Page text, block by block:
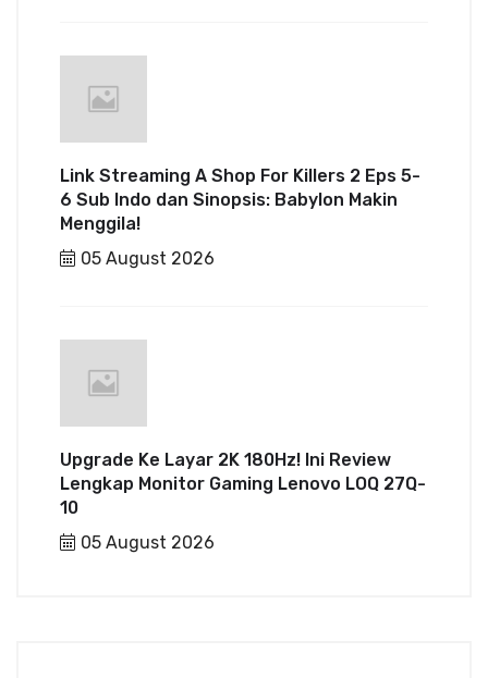
Link Streaming A Shop For Killers 2 Eps 5-
6 Sub Indo dan Sinopsis: Babylon Makin
Menggila!
05 August 2026
Upgrade Ke Layar 2K 180Hz! Ini Review
Lengkap Monitor Gaming Lenovo LOQ 27Q-
10
05 August 2026